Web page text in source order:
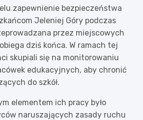
zapewnienie bezpieczeństwa
Jeleniej Góry podczas
przez miejscowych
dziś końca. W ramach tej
skupiali się na monitorowaniu
edukacyjnych, aby chronić
do szkół.
elementem ich pracy było
naruszających zasady ruchu